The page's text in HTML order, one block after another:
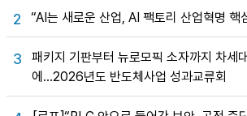
2 “AI는 새로운 산업, AI 팩토리 산업혁명 핵
3
패키지 기판부터 뉴로모픽 소자까지 차세
에…2026년도 반도체사업 성과교류회